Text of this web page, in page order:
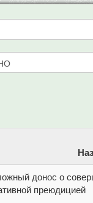
донос о
преюдицией